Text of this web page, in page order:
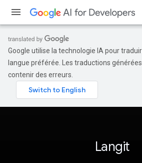
Google utilise la technologie IA pour
langue préférée. Les traductions
contenir des erreurs.
Langit